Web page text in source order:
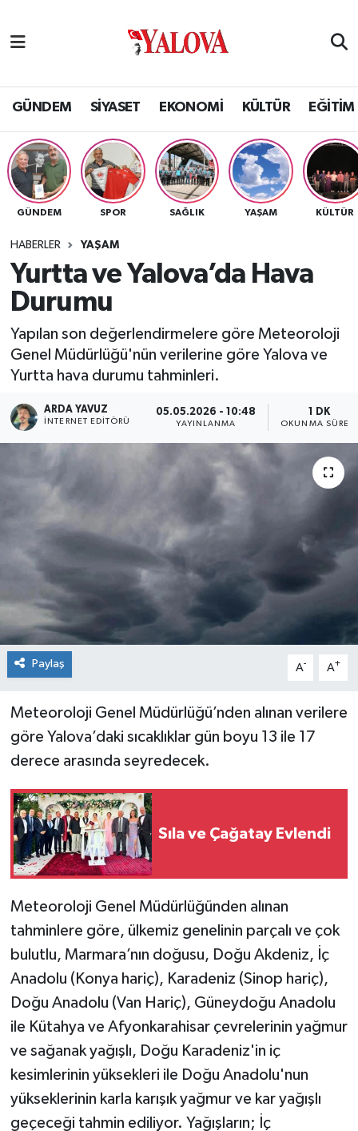
GÜNDEM SİYASET EKONOMİ KÜLTÜR EĞİTİM
GÜNDEM SPOR SAĞLIK YAŞAM KÜLTÜR
HABERLER YAŞAM
Yurtta ve Yalova’da Hava
Durumu
Yapılan son değerlendirmelere göre Meteoroloji
Genel Müdürlüğü'nün verilerine göre Yalova ve
Yurtta hava durumu tahminleri.
ARDA YAVUZ
İNTERNET EDITÖRÜ
05.05.2026 - 10:48
YAYINLANMA
1 DK
OKUNMA SÜRESI
Paylaş A- A+
Meteoroloji Genel Müdürlüğü’nden alınan verilere
göre Yalova’daki sıcaklıklar gün boyu 13 ile 17
derece arasında seyredecek.
Sıla ve Çağatay Evlendi
Meteoroloji Genel Müdürlüğünden alınan
tahminlere göre, ülkemiz genelinin parçalı ve çok
bulutlu, Marmara’nın doğusu, Doğu Akdeniz, İç
Anadolu (Konya hariç), Karadeniz (Sinop hariç),
Doğu Anadolu (Van Hariç), Güneydoğu Anadolu
ile Kütahya ve Afyonkarahisar çevrelerinin yağmur
ve sağanak yağışlı, Doğu Karadeniz'in iç
kesimlerinin yüksekleri ile Doğu Anadolu'nun
yükseklerinin karla karışık yağmur ve kar yağışlı
geçeceği tahmin ediliyor. Yağışların; İç
SİYASET
EKONOMİ
KÜLTÜR
BİLİM VE TEKNOLOJİ
ASAYİŞ
SAĞLIK
ULUSAL
İLÇELERİMİZ
Yalova Nöbetçi Eczaneler
Yalova Hava Durumu
Yalova Namaz Vakitleri
Yalova Trafik Yoğunluk Haritası
Tüm Manşetler
Son Dakika Haberleri
Haber Arşivi